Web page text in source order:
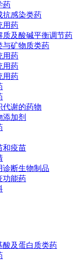
药
抗感染类药
用药
质及酸碱平衡调节药
与矿物质类药
用药
用药
用药
代谢的药物
添加剂
和疫苗
诊断生物制品
功能药
酸及蛋白质类药